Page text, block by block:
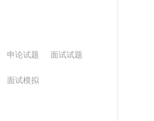
申论试题 面试试题
面试模拟